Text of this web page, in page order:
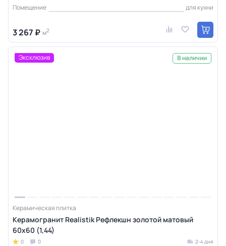
Помещение
для кухни
3 267 ₽ м2
Эксклюзив В наличии
Керамическая плитка
Керамогранит Realistik Рефлекшн золотой матовый
60x60 (1,44)
0 0 2-4 дня